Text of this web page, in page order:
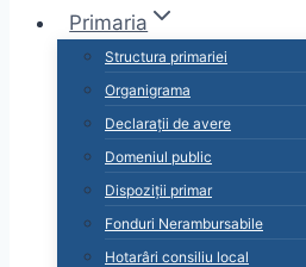
Primaria
Structura primariei
Organigrama
Declarații de avere
Domeniul public
Dispoziții primar
Fonduri Nerambursabile
Hotarâri consiliu local